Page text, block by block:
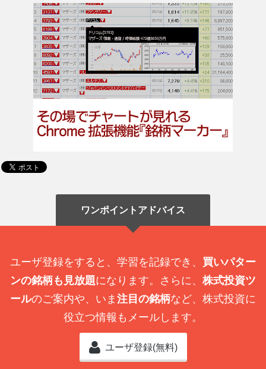
ワンポイントアドバイス
ユーザ登録をすると、学習を記録でき、 買いパター
ンの銘柄も見放題になります。さらに、 株式投資ツ
ールのご案内や、いま 注目の銘柄など、株式投資に
役立つ情報もメールします。
ユーザ登録(無料)